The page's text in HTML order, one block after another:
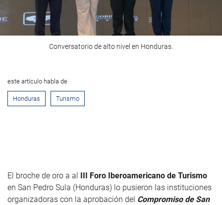
Conversatorio de alto nivel en Honduras.
este artículo habla de
Honduras Turismo
El broche de oro a al
III Foro Iberoamericano de Turismo
en San Pedro Sula (Honduras) lo pusieron las instituciones
organizadoras con la aprobación del Compromiso de San